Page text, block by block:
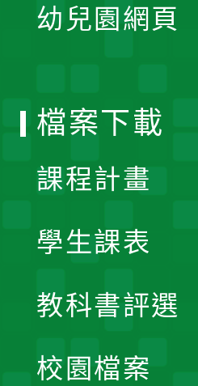
幼兒園網頁
檔案下載
課程計畫
學生課表
教科書評選
校園檔案